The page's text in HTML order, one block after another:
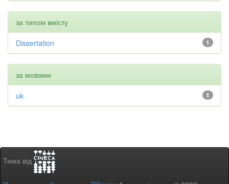
за типом вмісту
1
Dissertation
за мовами
1
uk
Тема від